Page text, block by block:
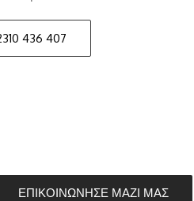
436 407
ΕΠΙΚΟΙΝΩΝΗΣΕ ΜΑΖΙ ΜΑΣ